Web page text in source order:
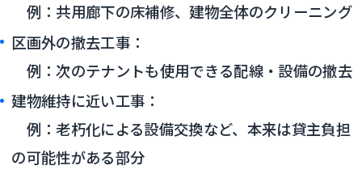
例：共用廊下の床補修、建物全体のクリーニング
区画外の撤去工事：
例：次のテナントも使用できる配線・設備の撤去
建物維持に近い工事：
例：老朽化による設備交換など、本来は貸主負担
の可能性がある部分